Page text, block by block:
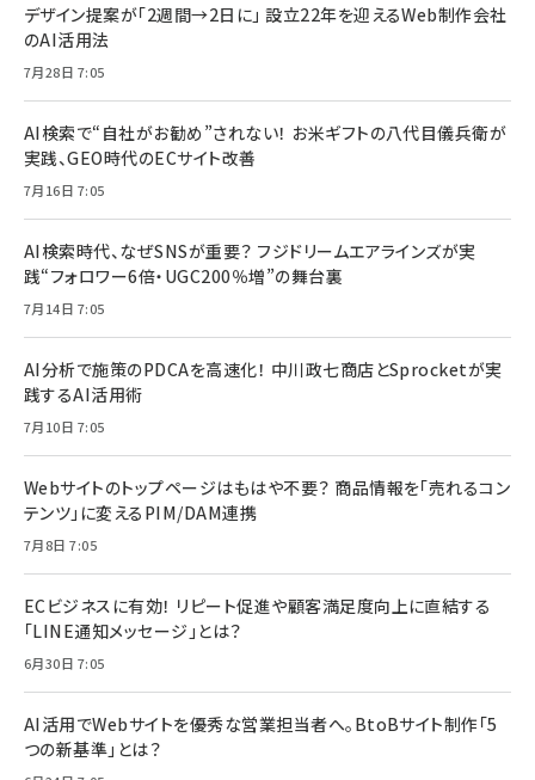
デザイン提案が「2週間→2日に」 設立22年を迎えるWeb制作会社
のAI活用法
7月28日 7:05
AI検索で“自社がお勧め”されない！ お米ギフトの八代目儀兵衛が
実践、GEO時代のECサイト改善
7月16日 7:05
AI検索時代、なぜSNSが重要？ フジドリームエアラインズが実
践“フォロワー6倍・UGC200％増”の舞台裏
7月14日 7:05
AI分析で施策のPDCAを高速化！ 中川政七商店とSprocketが実
践するAI活用術
7月10日 7:05
Webサイトのトップページはもはや不要？ 商品情報を「売れるコン
テンツ」に変えるPIM/DAM連携
7月8日 7:05
ECビジネスに有効！ リピート促進や顧客満足度向上に直結する
「LINE通知メッセージ」とは？
6月30日 7:05
AI活用でWebサイトを優秀な営業担当者へ。BtoBサイト制作「5
つの新基準」とは？